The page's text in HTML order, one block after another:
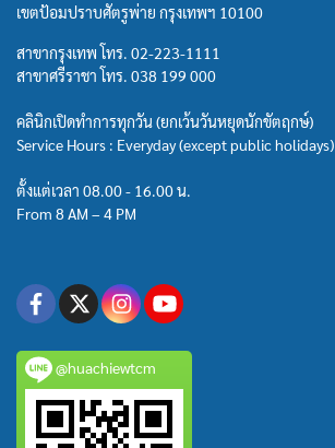
เขตป้อมปราบศัตรูพ่าย กรุงเทพฯ 10100
สาขากรุงเทพ โทร. 02-223-1111
สาขาศรีราชา โทร. 038 199 000
คลินิกเปิดทำการทุกวัน (ยกเว้นวันหยุดนักขัตฤกษ์)
Service Hours : Everyday (except public holidays)
ตั้งแต่เวลา 08.00 - 16.00 น.
From 8 AM – 4 PM
@huachiewtcm